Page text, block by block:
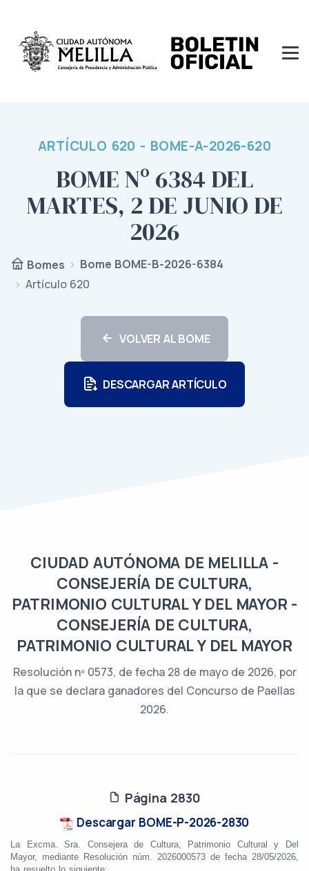
ARTÍCULO 620 - BOME-A-2026-620
BOME Nº 6384 DEL
MARTES, 2 DE JUNIO DE
2026
Bomes
Bome BOME-B-2026-6384
Artículo 620
VOLVER AL BOME
DESCARGAR ARTÍCULO
CIUDAD AUTÓNOMA DE MELILLA -
CONSEJERÍA DE CULTURA,
PATRIMONIO CULTURAL Y DEL MAYOR -
CONSEJERÍA DE CULTURA,
PATRIMONIO CULTURAL Y DEL MAYOR
Resolución nº 0573, de fecha 28 de mayo de 2026, por
la que se declara ganadores del Concurso de Paellas
2026.
Página 2830
Descargar BOME-P-2026-2830
La Excma. Sra. Consejera de Cultura, Patrimonio Cultural y Del
Mayor, mediante Resolución núm. 2026000573 de fecha 28/05/2026,